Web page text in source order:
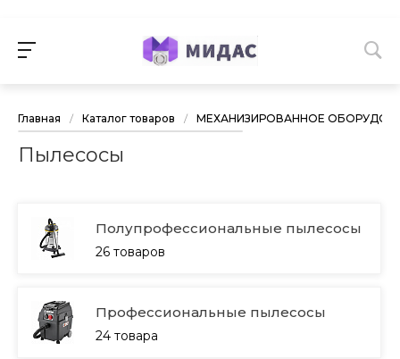
Главная / Каталог товаров / МЕХАНИЗИРОВАННОЕ
Пылесосы
Полупрофессиональные пылесосы
26 товаров
Профессиональные пылесосы
24 товара